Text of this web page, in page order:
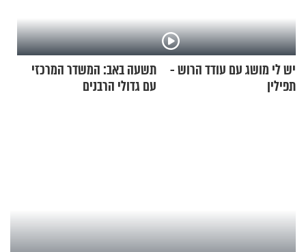
יש לי מושג עם עודד הרוש -
תפילין
תשעה באב: המשדר המרכזי
עם גדולי הרבנים